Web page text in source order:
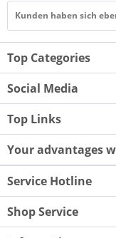
Kunden haben sich
Top Categories
Social Media
Top Links
Your advantages
Service Hotline
Shop Service